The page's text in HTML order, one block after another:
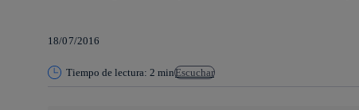
18/07/2016
Tiempo de lectura: 2 minEscuchar